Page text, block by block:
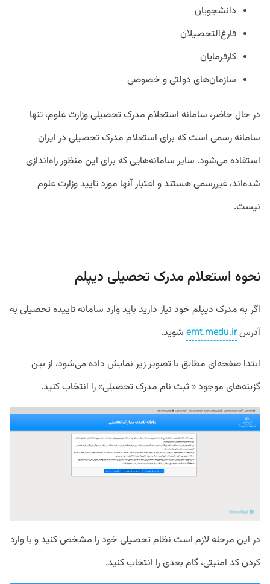
دانشجویان
فارغ‌التحصیلان
کارفرمایان
سازمان‌های دولتی و خصوصی
در حال حاضر، سامانه استعلام مدرک تحصیلی وزارت علوم، تنها
سامانه رسمی است که برای استعلام مدرک تحصیلی در ایران
استفاده می‌شود. سایر سامانه‌هایی که برای این منظور راه‌اندازی
شده‌اند، غیررسمی هستند و اعتبار آنها مورد تایید وزارت علوم
نیست.
نحوه استعلام مدرک تحصیلی دیپلم
اگر به مدرک دیپلم خود نیاز دارید باید وارد سامانه تاییده تحصیلی به
آدرسemt.medu.ir شوید.
ابتدا صفحه‌ای مطابق با تصویر زیر نمایش داده می‌شود، از بین
گزینه‌های موجود « ثبت نام مدرک تحصیلی» را انتخاب کنید.
در این مرحله لازم است نظام تحصیلی خود را مشخص کنید و با وارد
کردن کد امنیتی، گام بعدی را انتخاب کنید.